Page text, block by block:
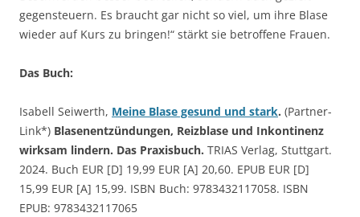
gegensteuern. Es braucht gar nicht so viel, um ihre Blase
wieder auf Kurs zu bringen!“ stärkt sie betroffene Frauen.
Das Buch:
Isabell Seiwerth, Meine Blase gesund und stark. (Partner-
Link*) Blasenentzündungen, Reizblase und Inkontinenz
wirksam lindern. Das Praxisbuch. TRIAS Verlag, Stuttgart.
2024. Buch EUR [D] 19,99 EUR [A] 20,60. EPUB EUR [D]
15,99 EUR [A] 15,99. ISBN Buch: 9783432117058. ISBN
EPUB: 9783432117065